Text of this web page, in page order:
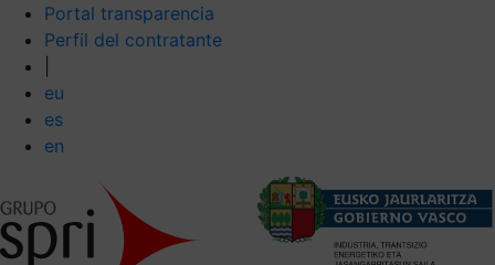
Portal transparencia
Perfil del contratante
eu
es
en